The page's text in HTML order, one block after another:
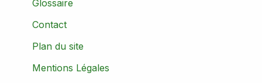
Glossaire
Contact
Plan du site
Mentions Légales